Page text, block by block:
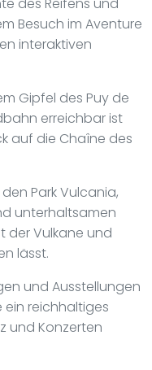
Besuch im Aventure
interaktiven
Gipfel des Puy de
erreichbar ist
auf die Chaîne des
Park Vulcania,
unterhaltsamen
der Vulkane und
lässt.
und Ausstellungen
ein reichhaltiges
und Konzerten